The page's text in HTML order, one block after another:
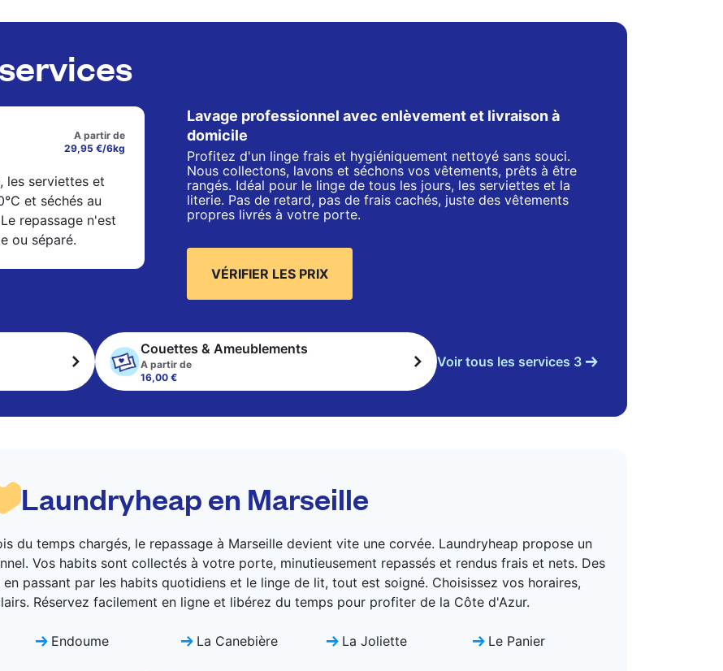
A partir de
29,95 €/6kg
les serviettes et
et séchés au
repassage n'est
ou séparé.
Lavage professionnel avec enlèvement et livraison à
domicile
Profitez d'un linge frais et hygiéniquement nettoyé sans souci.
Nous collectons, lavons et séchons vos vêtements, prêts à être
rangés. Idéal pour le linge de tous les jours, les serviettes et la
literie. Pas de retard, pas de frais cachés, juste des vêtements
propres livrés à votre porte.
VÉRIFIER LES PRIX
Couettes & Ameublements
A partir de
16,00 €
Voir tous les services 3
Laundryheap en Marseille
du temps chargés, le repassage à Marseille devient vite une corvée. Laundryheap propose un
Vos habits sont collectés à votre porte, minutieusement repassés et rendus frais et nets. Des
passant par les habits quotidiens et le linge de lit, tout est soigné. Choisissez vos horaires,
Réservez facilement en ligne et libérez du temps pour profiter de la Côte d'Azur.
Endoume La Canebière La Joliette Le Panier